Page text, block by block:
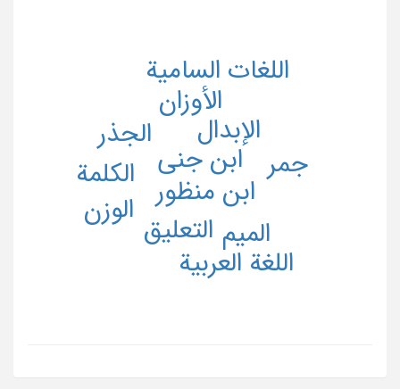
ابن جنی
ابن منظور
الإبدال
الأوزان
التعلیق
الجذر
اللغات السامیة
اللغة العربیة
المیم
الوزن
الکلمة جمر